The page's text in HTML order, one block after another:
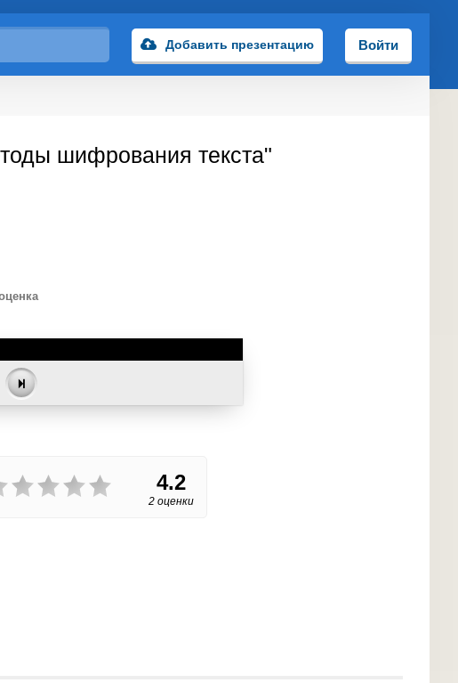
Добавить презентацию Войти
шифрования текста"
4.2
2 оценки